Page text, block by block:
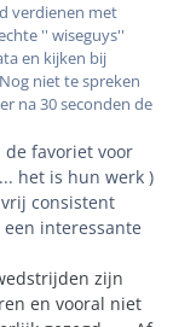
verdienen met
'' wiseguys''
en kijken bij
niet te spreken
na 30 seconden de
favoriet voor
het is hun werk )
consistent
interessante
zijn
en vooral niet